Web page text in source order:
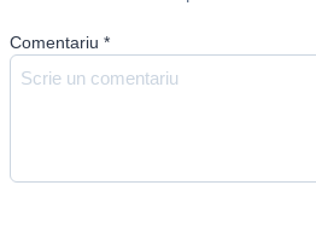
Comentariu *